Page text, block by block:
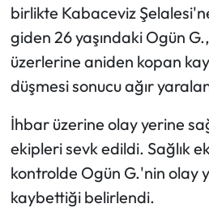
birlikte Kabaceviz
giden 26 yaşındaki Ogün
üzerlerine aniden kopan
düşmesi sonucu ağır
İhbar üzerine olay yerine
ekipleri sevk edildi. Sağlık
kontrolde Ogün G.'nin olay
kaybettiği belirlendi.
Spor Yazıları
Mektup Galeri
Sağlık
Turizm